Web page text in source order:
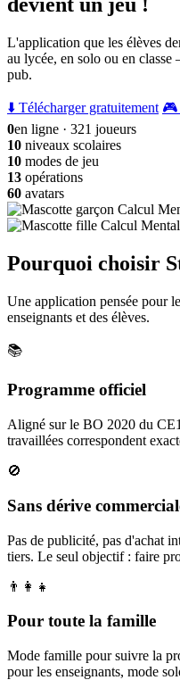
L'application que les élèves
au lycée, en solo ou en
pub.
⬇️ Télécharger gratuitement 🎮
0en ligne · 321 joueurs
10 niveaux scolaires
10 modes de jeu
13 opérations
60 avatars
Pourquoi choisir
Une application pensée pour
enseignants et des élèves.
📚
Programme officiel
Aligné sur le BO 2020 du
travaillées correspondent
🚫
Sans dérive
Pas de publicité, pas d'achat
tiers. Le seul objectif : faire
👨‍👩‍👧
Pour toute la famille
Mode famille pour suivre la
pour les enseignants, mode